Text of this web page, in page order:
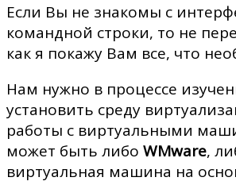
Если Вы не знакомы с
командной строки, то не
как я покажу Вам все, что
Нам нужно в процессе
установить среду
работы с виртуальными
может быть либо WMware,
виртуальная машина на